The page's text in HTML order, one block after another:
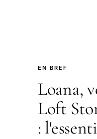
EN BREF
Loana,
Loft
: